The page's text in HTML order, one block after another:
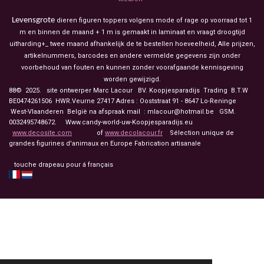
Levensgrote dieren figuren toppers volgens mode of rage op voorraad tot 1
m en binnen de maand + 1 m is gemaakt in laminaat en vraagt droogtijd
uitharding+_ twee maand afhankelijk de te bestellen hoeveelheid, Alle prijzen,
artikelnummers, barcodes en andere vermelde gegevens zijn onder
voorbehoud van fouten en kunnen zonder voorafgaande kennisgeving
worden gewijzigd.
88© 2025. site ontwerper Marc Lacour BV. Koopjesparadijs Trading
B.T.W
BE0474261506 HWR.Veurne 27417 Adres : Ooststraat 91 - 8647 Lo-Reninge
West-Vlaanderen België na afspraak mail : mlacour@hotmail.be GSM.
0032495748672. Www.candy-world-uw-Koopjesparadijs.eu
www.decosite.com of www.decolacour.fr Sélection unique de
grandes figurines d'animaux en Europe Fabrication artisanale
touche drapeau pour á français